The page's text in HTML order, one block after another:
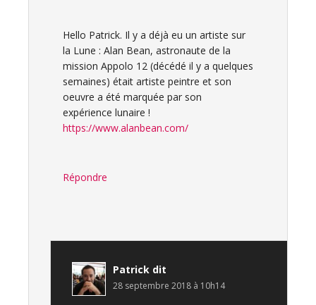
Hello Patrick. Il y a déjà eu un artiste sur
la Lune : Alan Bean, astronaute de la
mission Appolo 12 (décédé il y a quelques
semaines) était artiste peintre et son
oeuvre a été marquée par son
expérience lunaire !
https://www.alanbean.com/
Répondre
Patrick dit
28 septembre 2018 à 10h14